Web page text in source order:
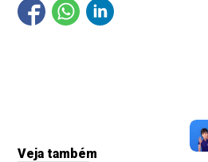
Veja também